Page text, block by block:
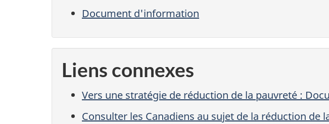
Document d'information
Liens connexes
Vers une stratégie de réduction de la pauvreté :
Consulter les Canadiens au sujet de la réduction de